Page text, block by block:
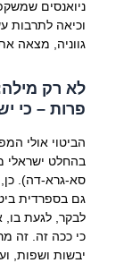
ניואנסים
וכיאה לתרבות
גווניה, מצאה
לא רק מילה:
פרות – כי
הביטוי אולי
בהחלט ישראלי
סא-גרא-דה). כן,
גם בספרדית
לבקר, לגעת בו,
כי ככה זה. זה
יבשות ושפות,